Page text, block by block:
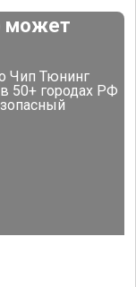
может
Чип Тюнинг
50+ городах РФ